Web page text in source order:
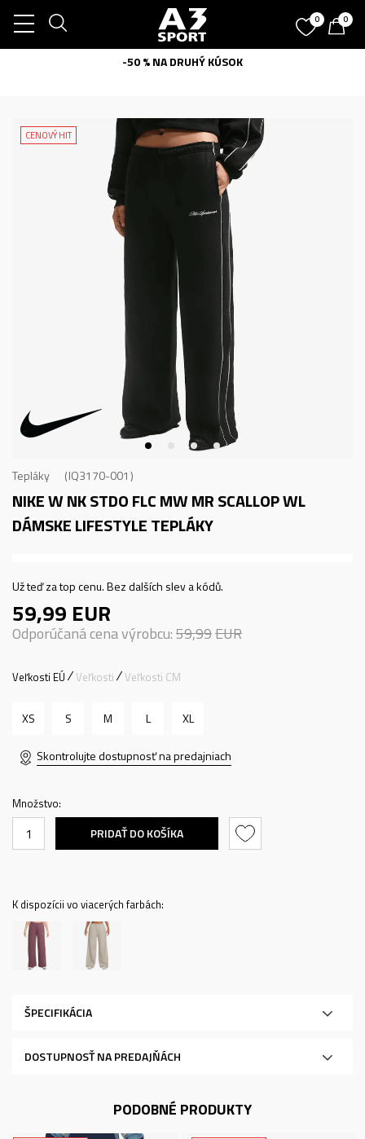
0 0
-50 % NA DRUHÝ KÚSOK
CENOVÝ HIT
Tepláky IQ3170-001
NIKE W NK STDO FLC MW MR SCALLOP WL
DÁMSKE LIFESTYLE TEPLÁKY
Už teď za top cenu. Bez dalších slev a kódů.
59,99 EUR
Odporúčaná cena výrobcu:59,99EUR
Veľkosti EÚ Veľkosti Veľkosti CM
XS S M L XL
Skontrolujte dostupnosť na predajniach
Množstvo:
PRIDAŤ DO KOŠÍKA
K dispozícii vo viacerých farbách:
ŠPECIFIKÁCIA
DOSTUPNOSŤ NA PREDAJŇÁCH
PODOBNÉ PRODUKTY